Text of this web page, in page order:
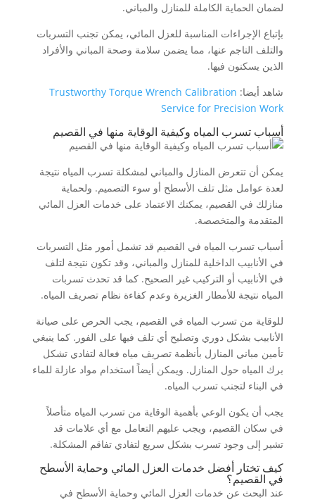
لضمان الحماية الكاملة للمنازل والمباني.
بإتباع الإجراءات المناسبة للعزل المائي، يمكن تجنب التسربات
والتلف الناجم عنها، مما يضمن سلامة وصحة المباني والأفراد
الذين يسكنون فيها.
شاهد أيضا: Trustworthy Torque Wrench Calibration
Service for Precision Work
أسباب تسرب المياه وكيفية الوقاية منها في القصيم
يمكن أن تتعرض المنازل والمباني لمشكلة تسرب المياه نتيجة
لعدة عوامل مثل تلف الأسطح أو سوء التصميم. ولحماية
منازلك في القصيم، يمكنك الاعتماد على خدمات العزل المائي
المتقدمة والمتخصصة.
أسباب تسرب المياه في القصيم قد تشمل أمور مثل التسربات
في الأنابيب الداخلية للمنازل والمباني، وقد تكون نتيجة لتلف
في الأنابيب أو التركيب غير الصحيح. كما قد تحدث تسربات
المياه نتيجة للأمطار الغزيرة وعدم كفاءة نظام تصريف المياه.
للوقاية من تسرب المياه في القصيم، يجب الحرص على صيانة
الأنابيب بشكل دوري وتصليح أي تلف فيها على الفور. كما ينبغي
تأمين مباني المنازل بأنظمة تصريف مياه فعالة لتفادي تشكل
برك المياه حول المنازل. ويمكن أيضاً استخدام مواد عازلة للماء
في البناء لتجنب تسرب المياه.
يجب أن يكون الوعي بأهمية الوقاية من تسرب المياه متأصلاً
في سكان القصيم، ويجب عليهم التعامل مع أي علامات قد
تشير إلى وجود تسرب بشكل سريع لتفادي تفاقم المشكلة.
كيف تختار أفضل خدمات العزل المائي وحماية الأسطح
في القصيم؟
عند البحث عن خدمات العزل المائي وحماية الأسطح في